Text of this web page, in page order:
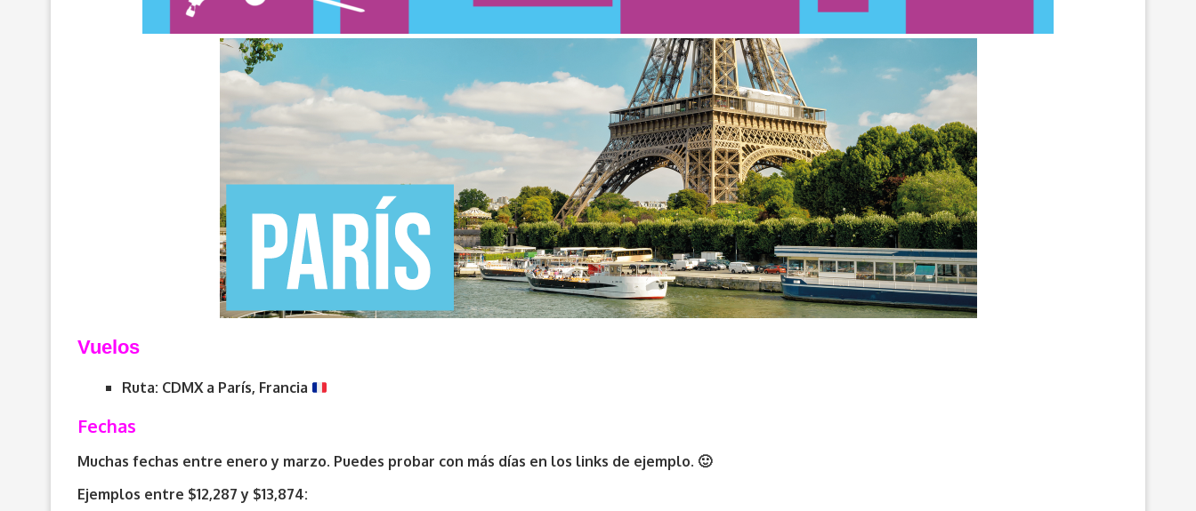
Vuelos
Ruta: CDMX a París, Francia
Fechas
Muchas fechas entre enero y marzo. Puedes probar con más días en los links de ejemplo. 🙂
Ejemplos entre $12,287 y $13,874: